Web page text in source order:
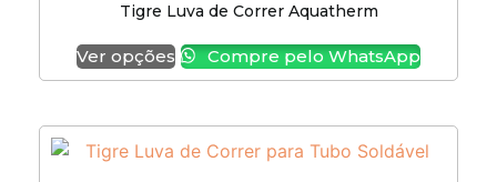
Tigre Luva de Correr Aquatherm
Ver opções Compre pelo WhatsApp